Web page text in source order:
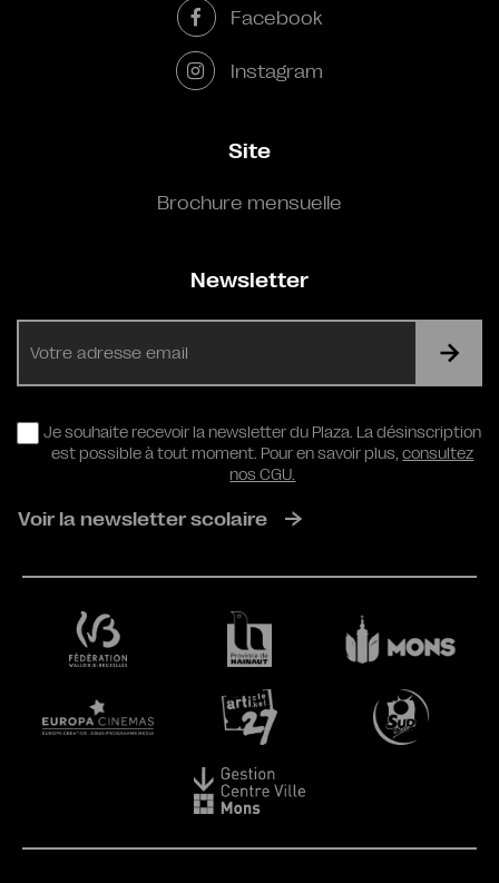
Facebook
Instagram
Site
Brochure mensuelle
Newsletter
RGPD
Je souhaite recevoir la newsletter du Plaza. La désinscription
est possible à tout moment. Pour en savoir plus,consultez
nos CGU.
Voir la newsletter scolaire